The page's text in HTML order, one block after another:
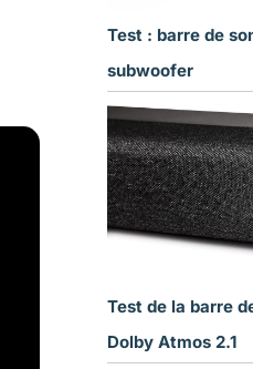
Test : barre de
subwoofer
Test de la barre
Dolby Atmos 2.1